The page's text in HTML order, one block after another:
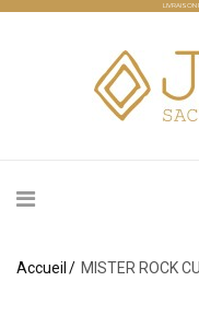
LIVRAISON
Accueil MISTER ROCK